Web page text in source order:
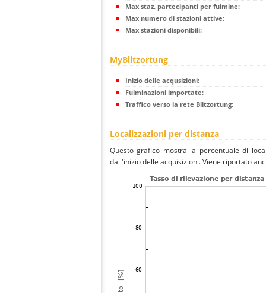
Max staz. partecipanti per fulmine:
Max numero di stazioni attive:
Max stazioni disponibili:
MyBlitzortung
Inizio delle acqusizioni:
Fulminazioni importate:
Traffico verso la rete Blitzortung:
Localizzazioni per distanza
Questo grafico mostra la percentuale di
dall'inizio delle acquisizioni. Viene riportato